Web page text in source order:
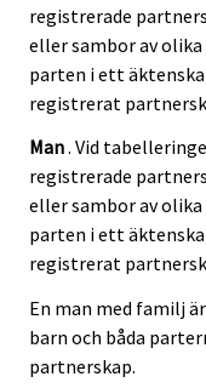
registrerade
eller sambor av olika
parten i ett
registrerat
Man. Vid
registrerade
eller sambor av olika
parten i ett
registrerat
En man med familj
barn och båda
partnerskap.